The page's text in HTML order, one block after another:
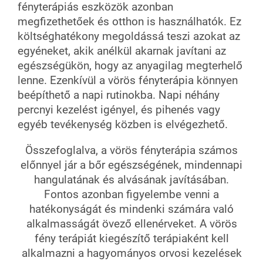
fényterápiás eszközök azonban
megfizethetőek és otthon is használhatók. Ez
költséghatékony megoldássá teszi azokat az
egyéneket, akik anélkül akarnak javítani az
egészségükön, hogy az anyagilag megterhelő
lenne. Ezenkívül a vörös fényterápia könnyen
beépíthető a napi rutinokba. Napi néhány
percnyi kezelést igényel, és pihenés vagy
egyéb tevékenység közben is elvégezhető.
Összefoglalva, a vörös fényterápia számos
előnnyel jár a bőr egészségének, mindennapi
hangulatának és alvásának javításában.
Fontos azonban figyelembe venni a
hatékonyságát és mindenki számára való
alkalmasságát övező ellenérveket. A vörös
fény terápiát kiegészítő terápiaként kell
alkalmazni a hagyományos orvosi kezelések